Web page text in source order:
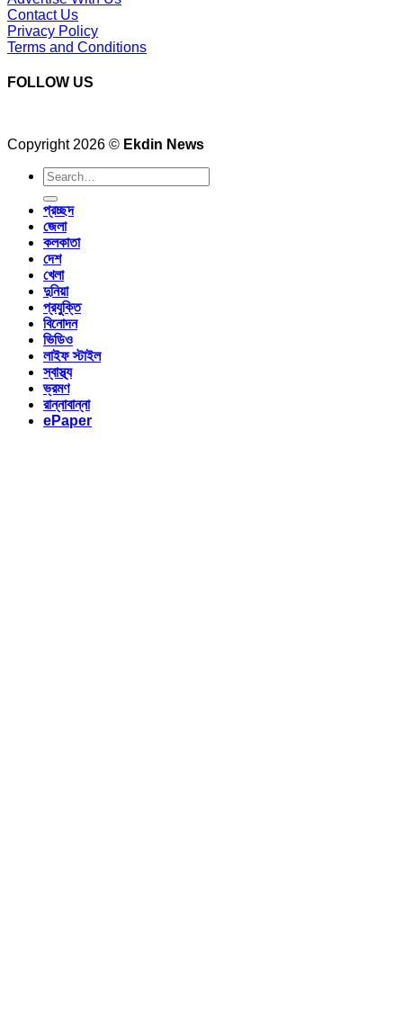
Contact Us
Privacy Policy
Terms and Conditions
FOLLOW US
Copyright 2026 © Ekdin News
প্রচ্ছদ
জেলা
কলকাতা
দেশ
খেলা
দুনিয়া
প্রযুক্তি
বিনোদন
ভিডিও
লাইফ স্টাইল
স্বাস্থ্য
ভ্রমণ
রান্নাবান্না
ePaper